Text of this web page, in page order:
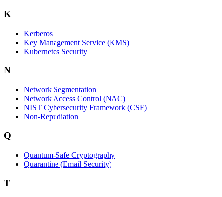
K
Kerberos
Key Management Service (KMS)
Kubernetes Security
N
Network Segmentation
Network Access Control (NAC)
NIST Cybersecurity Framework (CSF)
Non-Repudiation
Q
Quantum-Safe Cryptography
Quarantine (Email Security)
T